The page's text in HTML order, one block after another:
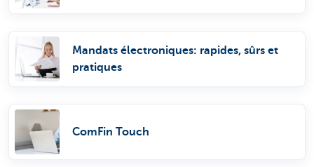
Mandats électroniques: rapides, sûrs et
pratiques
ComFin Touch